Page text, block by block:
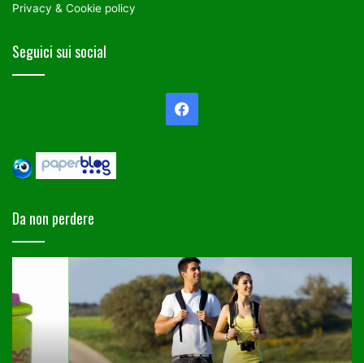
Privacy & Cookie policy
Seguici sui social
Facebook
Da non perdere
stare
in
forma
e
da